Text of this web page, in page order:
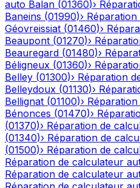
auto Balan (01360)›
Baneins (01990)›
Géovreissiat (01460)›
Beaupont (01270)›
Beauregard (01480)›
Béligneux (01360)›
Belley (01300)› Réparation
Belleydoux (01130)›
Bellignat (01100)›
Bénonces (01470)›
(01370)› Réparation de
(01340)› Réparation de
(01500)› Réparation de
Réparation de calculateur
Réparation de calculateur